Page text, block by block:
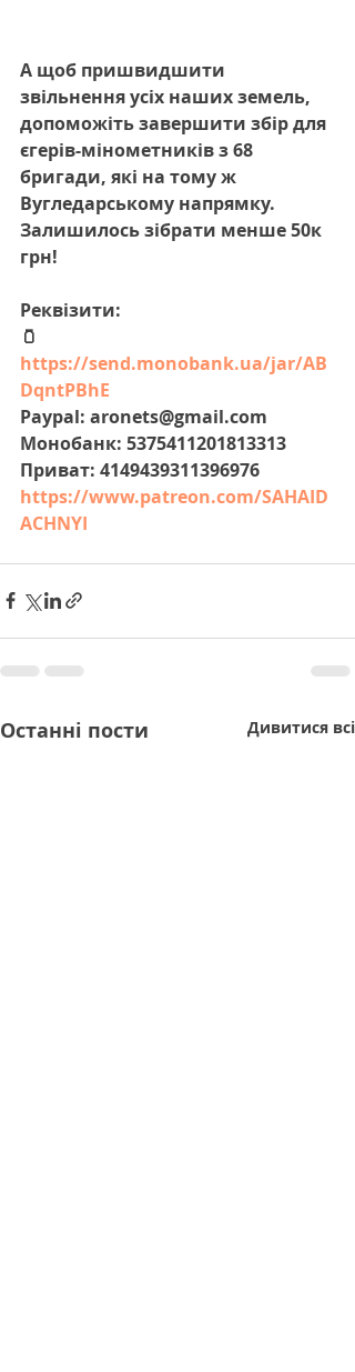
А щоб пришвидшити
звільнення усіх наших земель,
допоможіть завершити збір для
єгерів-мінометників з 68
бригади, які на тому ж
Вугледарському напрямку.
Залишилось зібрати менше 50к
грн!
Реквізити:
🫙
https://send.monobank.ua/jar/AB
DqntPBhE
Paypal: aronets@gmail.com
Монобанк: 5375411201813313
Приват: 4149439311396976
https://www.patreon.com/SAHAID
ACHNYI
Останні пости Дивитися всі